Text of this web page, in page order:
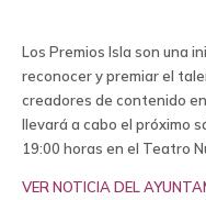
Los Premios Isla son una
reconocer y premiar el
creadores de contenido
llevará a cabo el próximo
19:00 horas en el Teatro
VER NOTICIA DEL